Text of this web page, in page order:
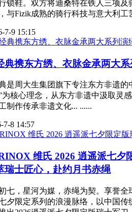
锁鞋。双方将迪桑特在铁人三项
与Fizik成熟的骑行科技与意大利工
7-9 15:15
典携东方绣、衣脉金承两大
是周大生集团旗下专注东方非遗的
为核心理念，从东方非遗中汲取灵
制作传承非遗文化... ......
7-8 14:57
维氏 2026 逍遥派七夕
士匠心，赴约月书赤绳
七，星河为媒，赤绳为契。享誉全
夕限定系列的浪漫脉络，以中国传